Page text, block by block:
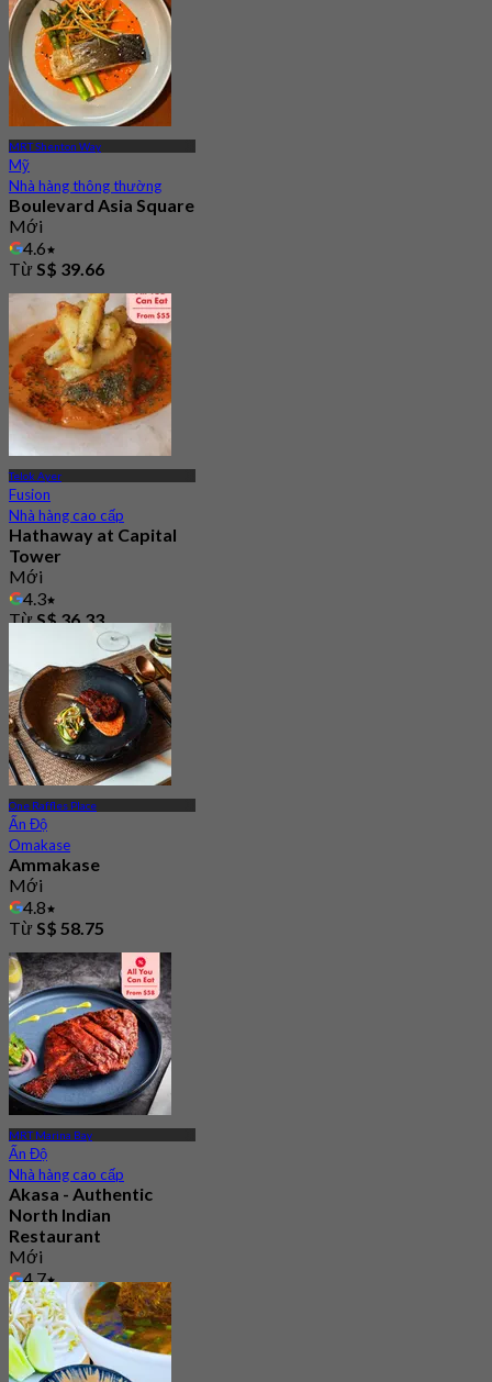
MRT Shenton Way
Mỹ
Nhà hàng thông thường
Boulevard Asia Square
Mới
4.6
Từ S$ 39.66
Telok Ayer
Fusion
Nhà hàng cao cấp
Hathaway at Capital
Tower
Mới
4.3
TừS$ 36.33
One Raffles Place
Ấn Độ
Omakase
Ammakase
Mới
4.8
Từ S$ 58.75
MRT Marina Bay
Ấn Độ
Nhà hàng cao cấp
Akasa - Authentic
North Indian
Restaurant
Mới
4.7
TừS$ 58